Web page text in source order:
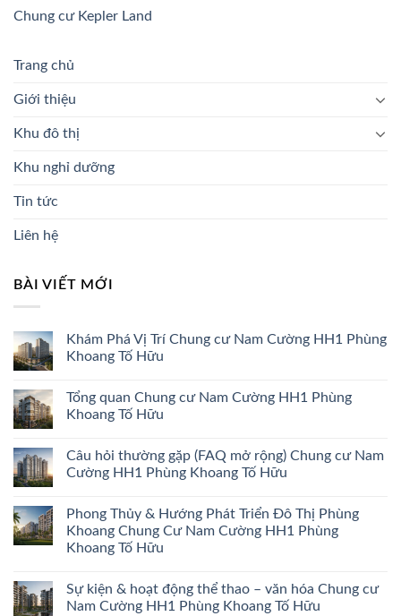
Chung cư Kepler Land
Trang chủ
Giới thiệu
Khu đô thị
Khu nghỉ dưỡng
Tin tức
Liên hệ
BÀI VIẾT MỚI
Khám Phá Vị Trí Chung cư Nam Cường HH1 Phùng
Khoang Tố Hữu
Tổng quan Chung cư Nam Cường HH1 Phùng
Khoang Tố Hữu
Câu hỏi thường gặp (FAQ mở rộng) Chung cư Nam
Cường HH1 Phùng Khoang Tố Hữu
Phong Thủy & Hướng Phát Triển Đô Thị Phùng
Khoang Chung Cư Nam Cường HH1 Phùng
Khoang Tố Hữu
Sự kiện & hoạt động thể thao – văn hóa Chung cư
Nam Cường HH1 Phùng Khoang Tố Hữu